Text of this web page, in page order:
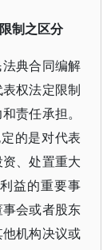
制之区分
典合同编解
权法定限制
责任承担。
的是对代表
、处置重大
益的重要事
会或者股东
机构决议或